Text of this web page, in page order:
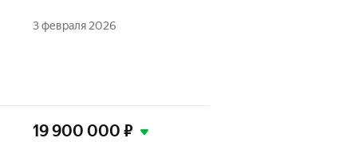
3 февраля 2026
19 900 000 ₽